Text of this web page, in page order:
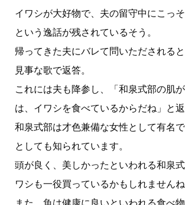
イワシが大好物で、夫の留守中にこっ
という逸話が残されているそう。
帰ってきた夫にバレて問いただされる
見事な歌で返答。
これには夫も降参し、「和泉式部の肌
は、イワシを食べているからだね」と返
和泉式部は才色兼備な女性として有名
としても知られています。
頭が良く、美しかったといわれる和泉
ワシも一役買っているかもしれませんね
また、魚は健康に良いといわれる食べ